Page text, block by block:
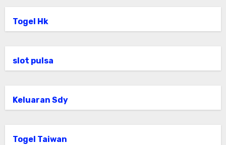
Togel Hk
slot pulsa
Keluaran Sdy
Togel Taiwan